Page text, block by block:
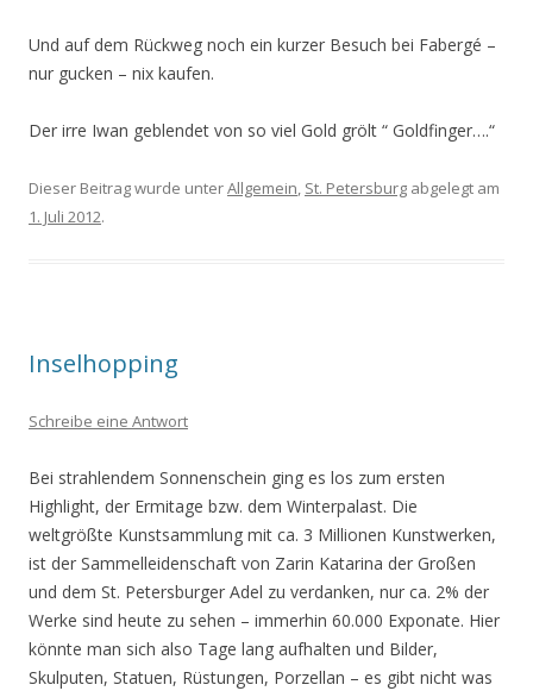
Und auf dem Rückweg noch ein kurzer Besuch bei Fabergé –
nur gucken – nix kaufen.
Der irre Iwan geblendet von so viel Gold grölt “ Goldfinger….“
Dieser Beitrag wurde unterAllgemein, St. Petersburg abgelegt am
1. Juli 2012.
Inselhopping
Schreibe eine Antwort
Bei strahlendem Sonnenschein ging es los zum ersten
Highlight, der Ermitage bzw. dem Winterpalast. Die
weltgrößte Kunstsammlung mit ca. 3 Millionen Kunstwerken,
ist der Sammelleidenschaft von Zarin Katarina der Großen
und dem St. Petersburger Adel zu verdanken, nur ca. 2% der
Werke sind heute zu sehen – immerhin 60.000 Exponate. Hier
könnte man sich also Tage lang aufhalten und Bilder,
Skulputen, Statuen, Rüstungen, Porzellan – es gibt nicht was